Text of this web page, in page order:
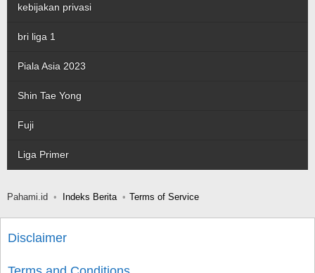
kebijakan privasi
bri liga 1
Piala Asia 2023
Shin Tae Yong
Fuji
Liga Primer
Pahami.id Indeks Berita Terms of Service
Disclaimer